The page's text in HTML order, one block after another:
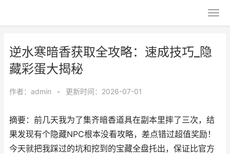
逆水寒暗香获取全攻略：速成技巧_隐
藏彩蛋大揭秘
作者： admin • 更新时间：2026-07-01
摘要：前几天我为了集齐暗香道具在副本里摔了三次，结
果发现有个隐藏NPC根本没看攻略，差点错过超值奖励！
今天就把我踩过的坑和挖到的宝藏全盘托出，保证比官方